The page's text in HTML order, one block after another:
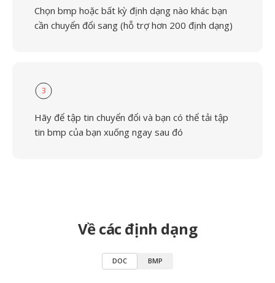
Chọn bmp hoặc bất kỳ định dạng nào khác bạn
cần chuyển đổi sang (hỗ trợ hơn 200 định dạng)
3
Hãy để tập tin chuyển đổi và bạn có thể tải tập
tin bmp của bạn xuống ngay sau đó
Về các định dạng
DOC BMP